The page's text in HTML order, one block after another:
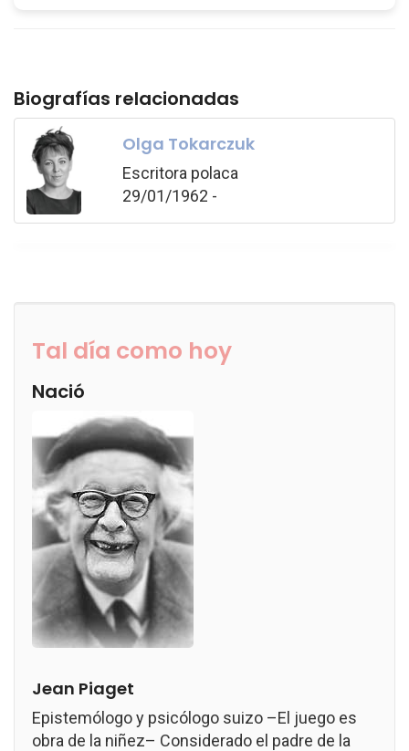
Biografías relacionadas
Olga Tokarczuk
Escritora polaca
29/01/1962 -
Tal día como hoy
Nació
Jean Piaget
Epistemólogo y psicólogo suizo –El juego es
obra de la niñez– Considerado el padre de la